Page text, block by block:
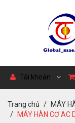
Tài khoản
Trang chủ
MÁY
MÁY HÀN CƠ